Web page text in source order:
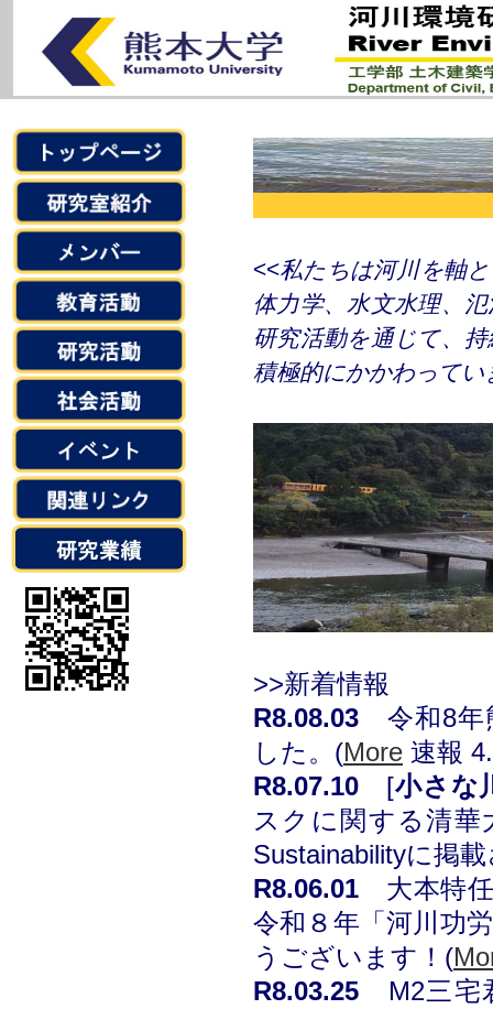
<<私たちは河川を軸
体力学、水文水理、
研究活動を通じて、
積極的にかかわってい
>>新着情報
R8.08.03
令和8
した。 (More 速報
R8.07.10
[小さな
スクに関する清華
Sustainabilityに掲
R8.06.01
大本特
令和８年「河川功
うございます！ (
R8.03.25
M2三宅